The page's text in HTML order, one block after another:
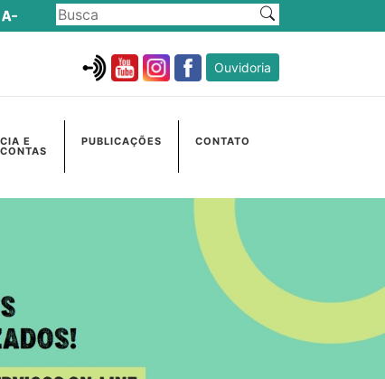
Ouvidoria
E PUBLICAÇÕES CONTATO